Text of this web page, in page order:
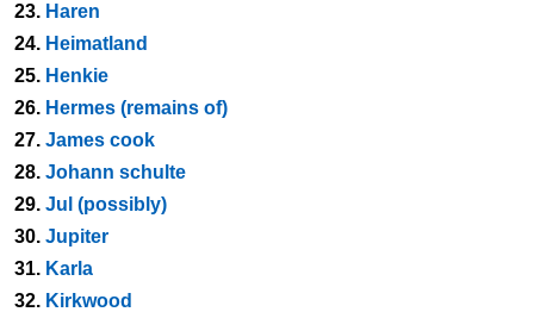
23. Haren
24. Heimatland
25. Henkie
26. Hermes (remains of)
27. James cook
28. Johann schulte
29. Jul (possibly)
30. Jupiter
31. Karla
32. Kirkwood